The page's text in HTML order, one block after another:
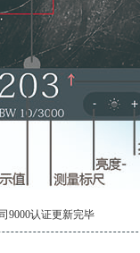
9000认证更新完毕